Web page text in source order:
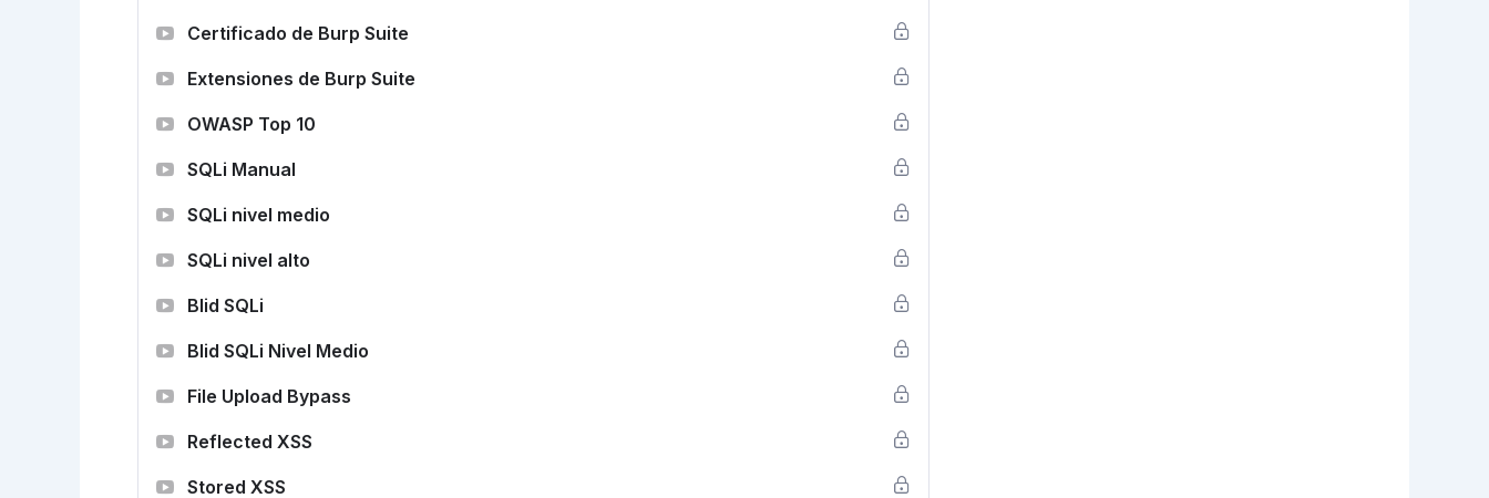
Certificado de Burp Suite
Extensiones de Burp Suite
OWASP Top 10
SQLi Manual
SQLi nivel medio
SQLi nivel alto
Blid SQLi
Blid SQLi Nivel Medio
File Upload Bypass
Reflected XSS
Stored XSS